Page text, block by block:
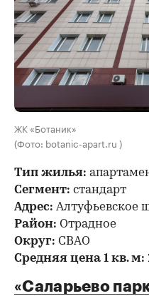
ЖК «Ботаник»
(Фото: botanic-apart.ru )
Тип жилья:
Сегмент: стандарт
Адрес: Алтуфьевское
Район: Отрадное
Округ: СВАО
Средняя цена 1 кв. м:
«Саларьево